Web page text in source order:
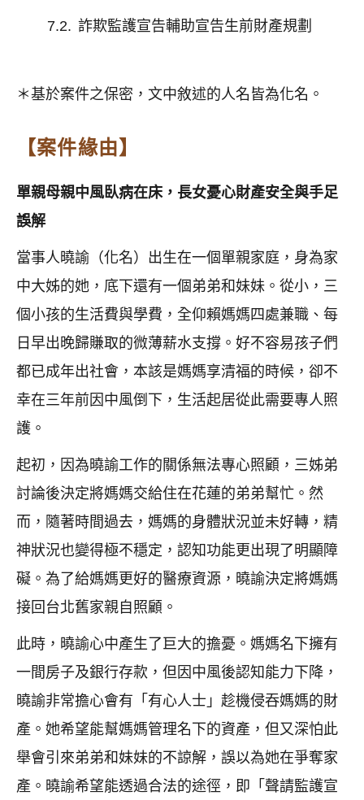
詐欺監護宣告輔助宣告生前財產規劃
＊基於案件之保密，文中敘述的人名皆為化名。
【案件緣由】
單親母親中風臥病在床，長女憂心財產安全與手足
誤解
當事人曉諭（化名）出生在一個單親家庭，身為家
中大姊的她，底下還有一個弟弟和妹妹。從小，三
個小孩的生活費與學費，全仰賴媽媽四處兼職、每
日早出晚歸賺取的微薄薪水支撐。好不容易孩子們
都已成年出社會，本該是媽媽享清福的時候，卻不
幸在三年前因中風倒下，生活起居從此需要專人照
護。
起初，因為曉諭工作的關係無法專心照顧，三姊弟
討論後決定將媽媽交給住在花蓮的弟弟幫忙。然
而，隨著時間過去，媽媽的身體狀況並未好轉，精
神狀況也變得極不穩定，認知功能更出現了明顯障
礙。為了給媽媽更好的醫療資源，曉諭決定將媽媽
接回台北舊家親自照顧。
此時，曉諭心中產生了巨大的擔憂。媽媽名下擁有
一間房子及銀行存款，但因中風後認知能力下降，
曉諭非常擔心會有「有心人士」趁機侵吞媽媽的財
產。她希望能幫媽媽管理名下的資產，但又深怕此
舉會引來弟弟和妹妹的不諒解，誤以為她在爭奪家
產。曉諭希望能透過合法的途徑，即「聲請監護宣